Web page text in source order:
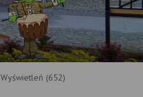
Wyświetleń (652)